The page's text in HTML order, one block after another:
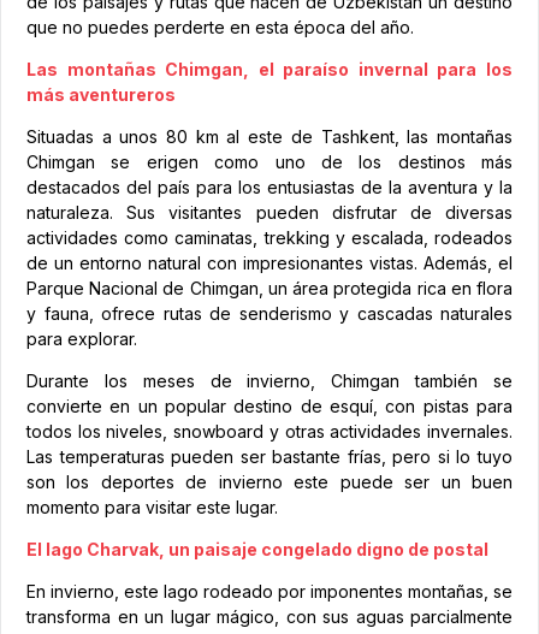
que no puedes perderte en esta época del año.
Las montañas Chimgan, el paraíso invernal para los
más aventureros
Situadas a unos 80 km al este de Tashkent, las montañas
Chimgan se erigen como uno de los destinos más
destacados del país para los entusiastas de la aventura y la
naturaleza. Sus visitantes pueden disfrutar de diversas
actividades como caminatas, trekking y escalada, rodeados
de un entorno natural con impresionantes vistas. Además, el
Parque Nacional de Chimgan, un área protegida rica en flora
y fauna, ofrece rutas de senderismo y cascadas naturales
para explorar.
Durante los meses de invierno, Chimgan también se
convierte en un popular destino de esquí, con pistas para
todos los niveles, snowboard y otras actividades invernales.
Las temperaturas pueden ser bastante frías, pero si lo tuyo
son los deportes de invierno este puede ser un buen
momento para visitar este lugar.
El lago Charvak, un paisaje congelado digno de postal
En invierno, este lago rodeado por imponentes montañas, se
transforma en un lugar mágico, con sus aguas parcialmente